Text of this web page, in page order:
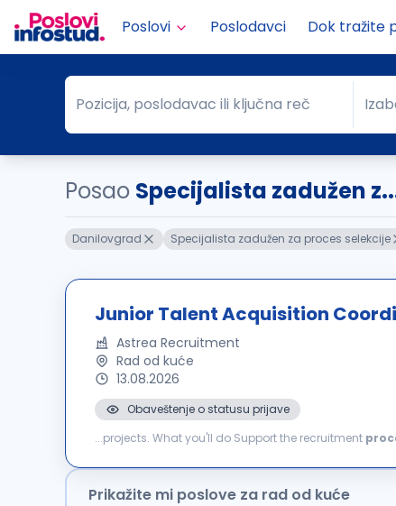
Poslovi Poslodavci Dok tražite
Pozicija, poslodavac ili ključna reč
Pozicija, poslodavac ili ključna reč Grad
Posao Specijalista zadužen
Danilovgrad Specijalista zadužen za proces selekcije
Junior Talent Acquisition
Astrea Recruitment
Rad od kuće
13.08.2026
Obaveštenje o statusu prijave
...projects. What you'll do Support the recruitment
Prikažite mi poslove za rad od kuće